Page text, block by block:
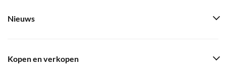
Nieuws
Kopen en verkopen